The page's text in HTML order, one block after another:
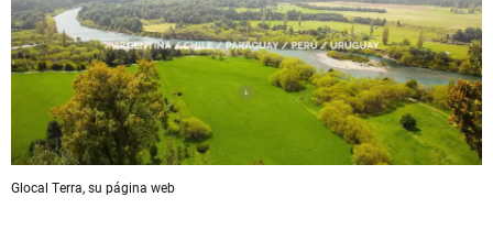
Glocal Terra, su página web